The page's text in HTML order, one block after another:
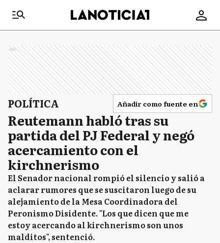
Ads
POLÍTICA Añadir como fuente en
Reutemann habló tras su
partida del PJ Federal y negó
acercamiento con el
kirchnerismo
El Senador nacional rompió el silencio y salió a
aclarar rumores que se suscitaron luego de su
alejamiento de la Mesa Coordinadora del
Peronismo Disidente. "Los que dicen que me
estoy acercando al kirchnerismo son unos
malditos", sentenció.